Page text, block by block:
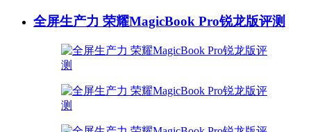
全屏生产力 荣耀MagicBook Pro锐龙版评测